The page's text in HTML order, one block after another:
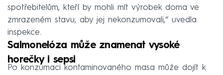
spotřebitelům, kteří by mohli mít výrobek doma ve
zmrazeném stavu, aby jej nekonzumovali,“ uvedla
inspekce.
Salmonelóza může znamenat vysoké
horečky i sepsi
Po konzumaci kontaminovaného masa může dojít k